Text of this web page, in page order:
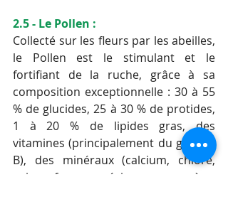
2.5 - Le Pollen :
Collecté sur les fleurs par les abeilles,
le Pollen est le stimulant et le
fortifiant de la ruche, grâce à sa
composition exceptionnelle : 30 à 55
% de glucides, 25 à 30 % de protides,
1 à 20 % de lipides gras, des
vitamines (principalement du groupe
B), des minéraux (calcium, chlore,
cuivre, fer, magnésium, manganèse,